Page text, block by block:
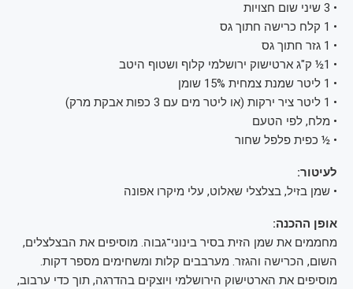
• 3 שיני שום חצויות
• 1 קלח כרישה חתוך גס
• 1 גזר חתוך גס
• 1½ ק"ג ארטישוק ירושלמי קלוף ושטוף היטב
• 1 ליטר שמנת צמחית 15% שומן
• 1 ליטר ציר ירקות (או ליטר מים עם 3 כפות אבקת מרק)
• מלח, לפי הטעם
• ½ כפית פלפל שחור
לעיטור:
• שמן בזיל, בצלצלי שאלוט, עלי מיקרו אפונה
אופן ההכנה:
מחממים את שמן הזית בסיר בינוני־גבוה. מוסיפים את הבצלצלים,
השום, הכרישה והגזר. מערבבים קלות ומשחימים מספר דקות.
מוסיפים את הארטישוק הירושלמי ויוצקים בהדרגה, תוך כדי ערבוב,